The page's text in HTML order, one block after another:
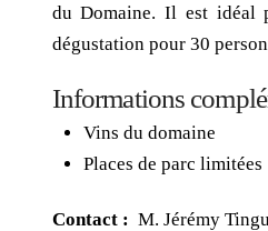
du Domaine. Il est idéal
dégustation pour 30
Informations
Vins du domaine
Places de parc limitées
Contact : M. Jérémy